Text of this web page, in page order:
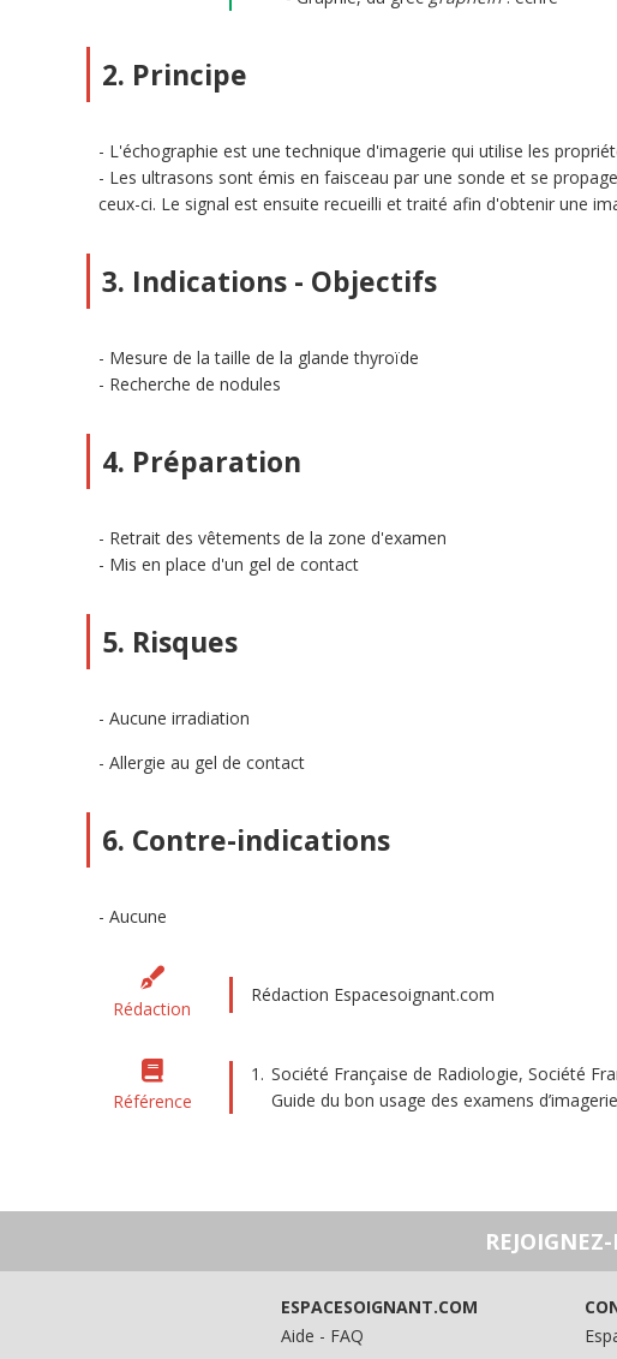
2. Principe
L'échographie est une technique d'imagerie qui utilise les
Les ultrasons sont émis en faisceau par une sonde et se
ceux-ci. Le signal est ensuite recueilli et traité afin d'obtenir une
3. Indications - Objectifs
Mesure de la taille de la glande thyroïde
Recherche de nodules
4. Préparation
Retrait des vêtements de la zone d'examen
Mis en place d'un gel de contact
5. Risques
Aucune irradiation
Allergie au gel de contact
6. Contre-indications
Aucune
Rédaction
Rédaction Espacesoignant.com
Référence
Société Française de Radiologie, Société
Guide du bon usage des examens
ESPACESOIGNANT.COM
Aide - FAQ